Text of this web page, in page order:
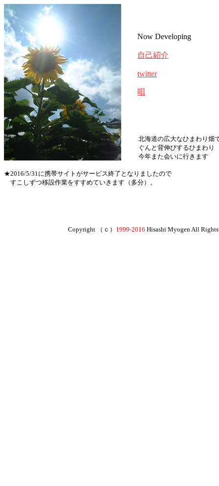
北海道の広大なひまわり畑
ぐんと背伸びするひまわり
今年また会いに行きます
★2016/5/31に携帯サイトがサービス終了となりましたので
すこしずつ移設作業をすすめていきます（多分）。
Now Developing
Copyright （ｃ） 1999-2016 Hisashi Myogen All Rights
自己紹介
twitter
唄